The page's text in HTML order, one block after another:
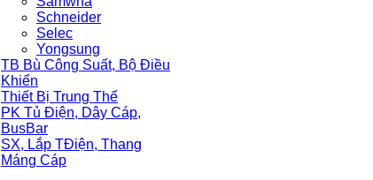
Schneider
Selec
Yongsung
TB Bù Công Suất, Bộ Điều
Khiển
Thiết Bị Trung Thế
PK Tủ Điện, Dây Cáp,
BusBar
SX, Lắp TĐiện, Thang
Máng Cáp